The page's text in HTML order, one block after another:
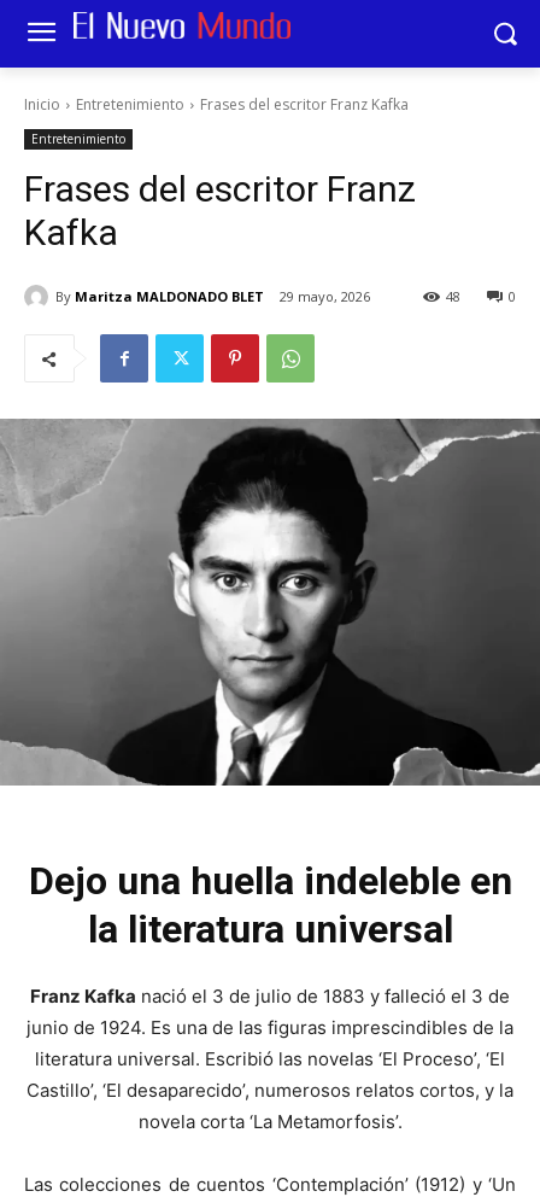
Inicio Entretenimiento Frases del escritor Franz Kafka
Entretenimiento
Frases del escritor Franz
Kafka
By Maritza MALDONADO BLET 29 mayo, 2026 0
48
Dejo una huella indeleble en
la literatura universal
Franz Kafka nació el 3 de julio de 1883 y falleció el 3 de
junio de 1924. Es una de las figuras imprescindibles de la
literatura universal. Escribió las novelas ‘El Proceso’, ‘El
Castillo’, ‘El desaparecido’, numerosos relatos cortos, y la
novela corta ‘La Metamorfosis’.
Las colecciones de cuentos ‘Contemplación’ (1912) y ‘Un